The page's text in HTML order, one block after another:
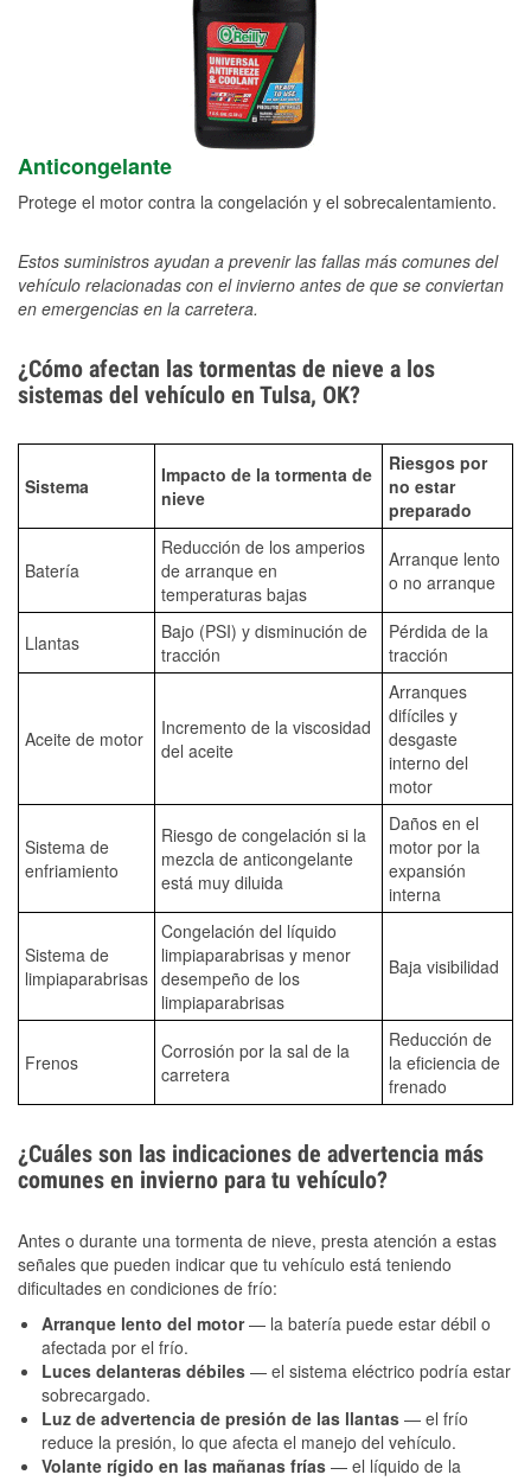
Anticongelante
Protege el motor contra la congelación y el sobrecalentamiento.
Estos suministros ayudan a prevenir las fallas más comunes del
vehículo relacionadas con el invierno antes de que se conviertan
en emergencias en la carretera.
¿Cómo afectan las tormentas de nieve a los
sistemas del vehículo en Tulsa, OK?
Sistema
Impacto de la tormenta de
nieve
Riesgos por
no estar
preparado
Batería
Reducción de los amperios
de arranque en
temperaturas bajas
Arranque lento
o no arranque
Llantas
Bajo (PSI) y disminución de
tracción
Pérdida de la
tracción
Aceite de motor
Incremento de la viscosidad
del aceite
Arranques
difíciles y
desgaste
interno del
motor
Sistema de
enfriamiento
Riesgo de congelación si la
mezcla de anticongelante
está muy diluida
Daños en el
motor por la
expansión
interna
Sistema de
limpiaparabrisas
Congelación del líquido
limpiaparabrisas y menor
desempeño de los
limpiaparabrisas
Baja visibilidad
Frenos
Corrosión por la sal de la
carretera
Reducción de
la eficiencia de
frenado
¿Cuáles son las indicaciones de advertencia más
comunes en invierno para tu vehículo?
Antes o durante una tormenta de nieve, presta atención a estas
señales que pueden indicar que tu vehículo está teniendo
dificultades en condiciones de frío:
Arranque lento del motor— la batería puede estar débil o
afectada por el frío.
Luces delanteras débiles — el sistema eléctrico podría estar
sobrecargado.
Luz de advertencia de presión de las llantas — el frío
reduce la presión, lo que afecta el manejo del vehículo.
Volante rígido en las mañanas frías — el líquido de la